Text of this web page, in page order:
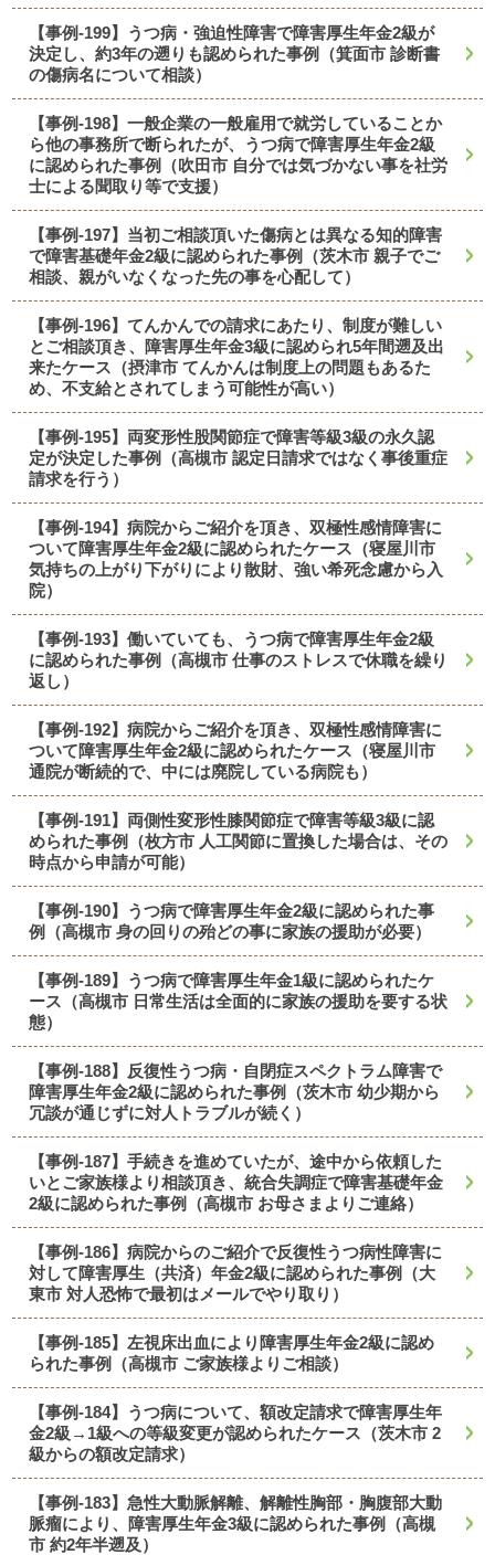
【事例-199】うつ病・強迫性障害で障害厚生年金2級が
決定し、約3年の遡りも認められた事例（箕面市 診断書
の傷病名について相談）
【事例-198】一般企業の一般雇用で就労していることか
ら他の事務所で断られたが、うつ病で障害厚生年金2級
に認められた事例（吹田市 自分では気づかない事を社労
士による聞取り等で支援）
【事例-197】当初ご相談頂いた傷病とは異なる知的障害
で障害基礎年金2級に認められた事例（茨木市 親子でご
相談、親がいなくなった先の事を心配して）
【事例-196】てんかんでの請求にあたり、制度が難しい
とご相談頂き、障害厚生年金3級に認められ5年間遡及出
来たケース（摂津市 てんかんは制度上の問題もあるた
め、不支給とされてしまう可能性が高い）
【事例-195】両変形性股関節症で障害等級3級の永久認
定が決定した事例（高槻市 認定日請求ではなく事後重症
請求を行う）
【事例-194】病院からご紹介を頂き、双極性感情障害に
ついて障害厚生年金2級に認められたケース（寝屋川市
気持ちの上がり下がりにより散財、強い希死念慮から入
院）
【事例-193】働いていても、うつ病で障害厚生年金2級
に認められた事例（高槻市 仕事のストレスで休職を繰り
返し）
【事例-192】病院からご紹介を頂き、双極性感情障害に
ついて障害厚生年金2級に認められたケース（寝屋川市
通院が断続的で、中には廃院している病院も）
【事例-191】両側性変形性膝関節症で障害等級3級に認
められた事例（枚方市 人工関節に置換した場合は、その
時点から申請が可能）
【事例-190】うつ病で障害厚生年金2級に認められた事
例（高槻市 身の回りの殆どの事に家族の援助が必要）
【事例-189】うつ病で障害厚生年金1級に認められたケ
ース（高槻市 日常生活は全面的に家族の援助を要する状
態）
【事例-188】反復性うつ病・自閉症スペクトラム障害で
障害厚生年金2級に認められた事例（茨木市 幼少期から
冗談が通じずに対人トラブルが続く）
【事例-187】手続きを進めていたが、途中から依頼した
いとご家族様より相談頂き、統合失調症で障害基礎年金
2級に認められた事例（高槻市 お母さまよりご連絡）
【事例-186】病院からのご紹介で反復性うつ病性障害に
対して障害厚生（共済）年金2級に認められた事例（大
東市 対人恐怖で最初はメールでやり取り）
【事例-185】左視床出血により障害厚生年金2級に認め
られた事例（高槻市 ご家族様よりご相談）
【事例-184】うつ病について、額改定請求で障害厚生年
金2級→1級への等級変更が認められたケース（茨木市 2
級からの額改定請求）
【事例-183】急性大動脈解離、解離性胸部・胸腹部大動
脈瘤により、障害厚生年金3級に認められた事例（高槻
市 約2年半遡及）